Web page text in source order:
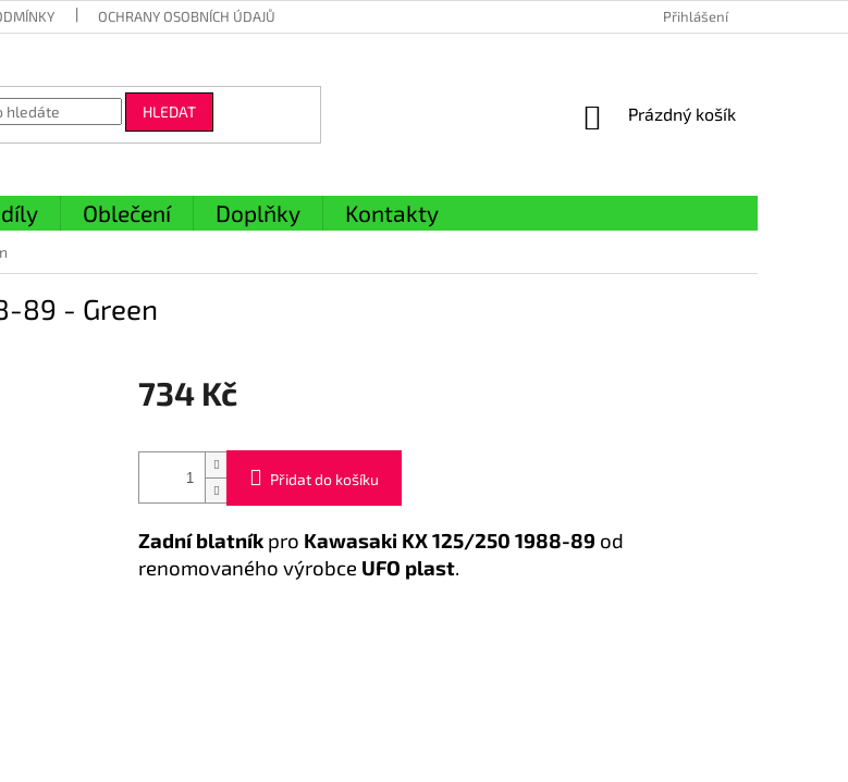
OCHRANY OSOBNÍCH ÚDAJŮ Přihlášení
HLEDAT
NÁKUPNÍ
Prázdný košík
Oblečení Doplňky Kontakty
89 - Green
734 Kč
cena:
Přidat do košíku
Zadní blatník pro Kawasaki KX 125/250 1988-89 od
renomovaného výrobce UFO plast.